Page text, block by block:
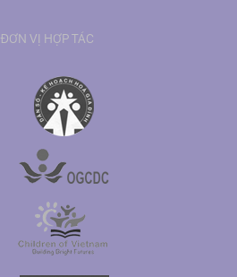
ĐƠN VỊ HỢP TÁC